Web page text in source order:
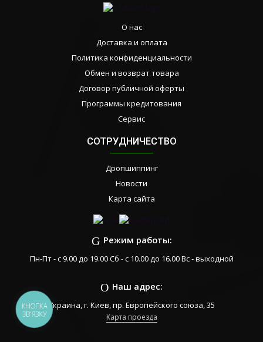
О нас
Доставка и оплата
Политика конфиденциальности
Обмен и возврат товара
Договор публичной оферты
Программы кредитования
Сервис
СОТРУДНИЧЕСТВО
Дропшиппинг
Новости
Карта сайта
Режим работы:
Пн-Пт - с 9.00 до 19.00 Сб - с 10.00 до 16.00 Вс - выходной
Наш адрес:
Украина, г. Киев, пр. Европейского союза, 35
Карта проезда
КНОПКА
ЗВ'ЯЗКУ